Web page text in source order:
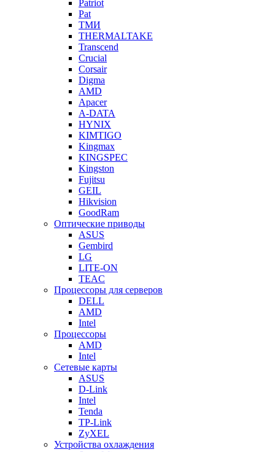
Patriot
Pat
ТМИ
THERMALTAKE
Transcend
Crucial
Corsair
Digma
AMD
Apacer
A-DATA
HYNIX
KIMTIGO
Kingmax
KINGSPEC
Kingston
Fujitsu
GEIL
Hikvision
GoodRam
Оптические приводы
ASUS
Gembird
LG
LITE-ON
TEAC
Процессоры для серверов
DELL
AMD
Intel
Процессоры
AMD
Intel
Сетевые карты
ASUS
D-Link
Intel
Tenda
TP-Link
ZyXEL
Устройства охлаждения